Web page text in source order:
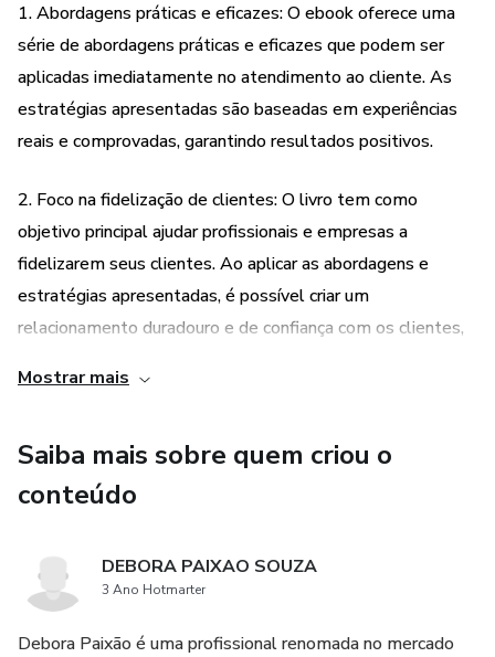
1. Abordagens práticas e eficazes: O ebook oferece uma
série de abordagens práticas e eficazes que podem ser
aplicadas imediatamente no atendimento ao cliente. As
estratégias apresentadas são baseadas em experiências
reais e comprovadas, garantindo resultados positivos.
2. Foco na fidelização de clientes: O livro tem como
objetivo principal ajudar profissionais e empresas a
fidelizarem seus clientes. Ao aplicar as abordagens e
estratégias apresentadas, é possível criar um
relacionamento duradouro e de confiança com os clientes,
público-alvo.
3. Guia prático e de fácil aplicação: O ebook é um guia
prático que oferece dicas e orientações claras e objetivas.
dos leitores. Além disso, o livro também conta com
exemplos e casos reais, tornando o conteúdo ainda mais
tangível e aplicável na prática.
Mostrar mais
Saiba mais sobre quem criou o
conteúdo
DEBORA PAIXAO SOUZA
3 Ano Hotmarter
Debora Paixão é uma profissional renomada no mercado